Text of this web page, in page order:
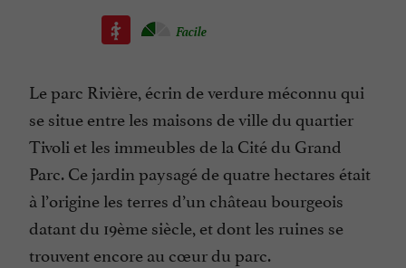
Facile
Le parc Rivière, écrin de verdure méconnu qui
se situe entre les maisons de ville du quartier
Tivoli et les immeubles de la Cité du Grand
Parc. Ce jardin paysagé de quatre hectares était
à l’origine les terres d’un château bourgeois
datant du 19ème siècle, et dont les ruines se
trouvent encore au cœur du parc.